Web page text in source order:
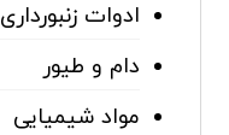
ادوات زنبورداری
دام و طیور
مواد شیمیایی